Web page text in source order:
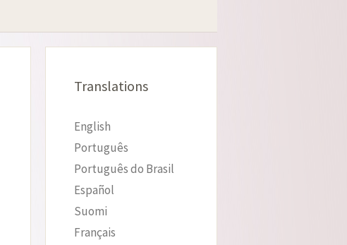
Translations
English
Português
Português do Brasil
Español
Suomi
Français